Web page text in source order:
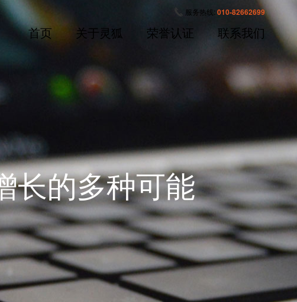
首页 关于灵狐 荣誉认证 联系我们
服务热线: 010-82662699
长的多种可能